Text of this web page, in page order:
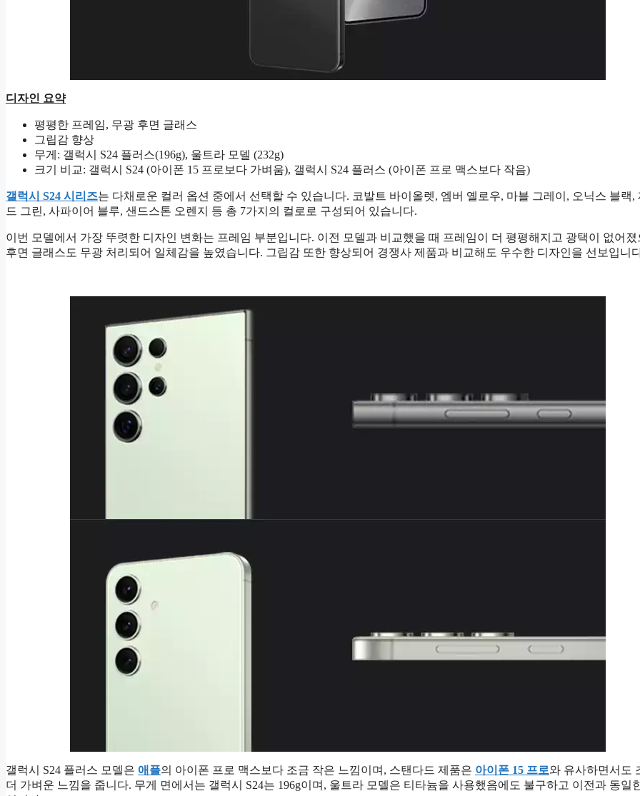
디자인 요약
평평한 프레임, 무광 후면 글래스
그립감 향상
무게: 갤럭시 S24 플러스(196g), 울트라 모델 (232g)
크기 비교: 갤럭시 S24 (아이폰 15 프로보다 가벼움), 갤럭시 S24 플러스 (아이폰 프로 맥스보다 작음)
갤럭시 S24 시리즈는 다채로운 컬러 옵션 중에서 선택할 수 있습니다. 코발트 바이올렛, 엠버 옐로우, 마블 그레이, 오닉스 블랙,
드 그린, 사파이어 블루, 샌드스톤 오렌지 등 총 7가지의 컬로로 구성되어 있습니다.
이번 모델에서 가장 뚜렷한 디자인 변화는 프레임 부분입니다. 이전 모델과 비교했을 때 프레임이 더 평평해지고 광택이 없어졌
후면 글래스도 무광 처리되어 일체감을 높였습니다. 그립감 또한 향상되어 경쟁사 제품과 비교해도 우수한 디자인을 선보입니
갤럭시 S24 플러스 모델은 애플의 아이폰 프로 맥스보다 조금 작은 느낌이며, 스탠다드 제품은 아이폰 15 프로와 유사하면서도
더 가벼운 느낌을 줍니다. 무게 면에서는 갤럭시 S24는 196g이며, 울트라 모델은 티타늄을 사용했음에도 불구하고 이전과 동일